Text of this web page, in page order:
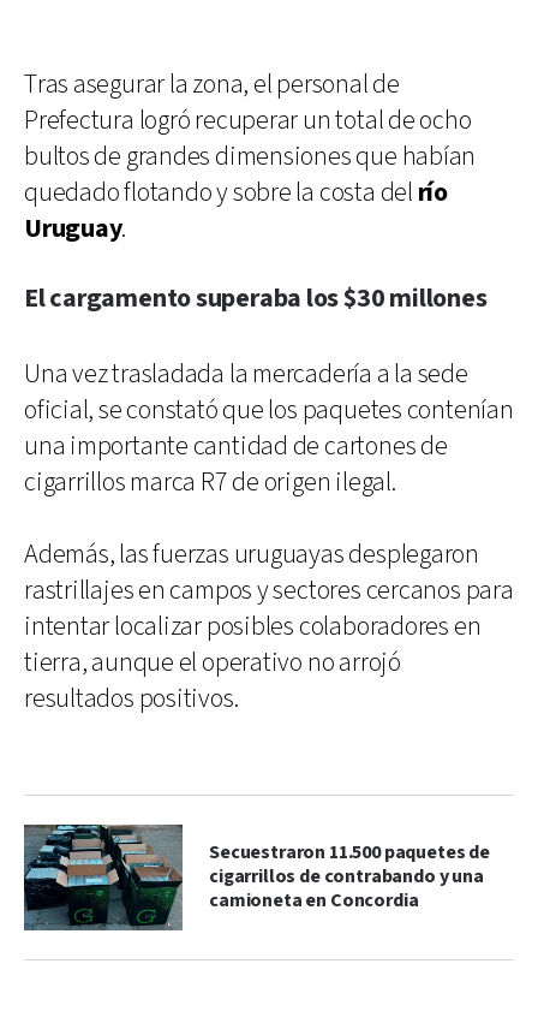
Tras asegurar la zona, el personal de
Prefectura logró recuperar un total de ocho
bultos de grandes dimensiones que habían
quedado flotando y sobre la costa del río
Uruguay.
El cargamento superaba los $30 millones
Una vez trasladada la mercadería a la sede
oficial, se constató que los paquetes contenían
una importante cantidad de cartones de
cigarrillos marca R7 de origen ilegal.
Además, las fuerzas uruguayas desplegaron
rastrillajes en campos y sectores cercanos para
intentar localizar posibles colaboradores en
tierra, aunque el operativo no arrojó
resultados positivos.
Secuestraron 11.500 paquetes de
cigarrillos de contrabando y una
camioneta en Concordia